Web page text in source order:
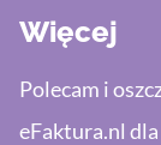
Więcej
Polecam i
eFaktura.nl